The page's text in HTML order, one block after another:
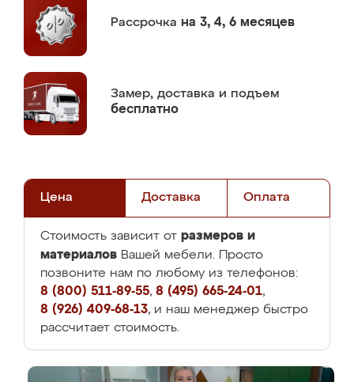
Рассрочка на 3, 4, 6 месяцев
Замер, доставка и подъем
бесплатно
Цена Доставка Оплата
Стоимость зависит от размеров и
материалов Вашей мебели. Просто
позвоните нам по любому из телефонов:
8 (800) 511-89-55, 8 (495) 665-24-01,
8 (926) 409-68-13, и наш менеджер быстро
рассчитает стоимость.